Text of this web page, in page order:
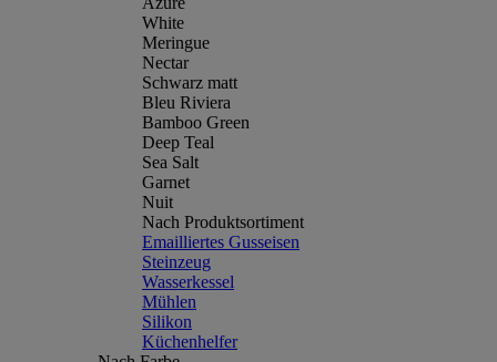
White
Meringue
Nectar
Schwarz matt
Bleu Riviera
Bamboo Green
Deep Teal
Sea Salt
Garnet
Nuit
Nach Produktsortiment
Emailliertes Gusseisen
Steinzeug
Wasserkessel
Mühlen
Silikon
Küchenhelfer